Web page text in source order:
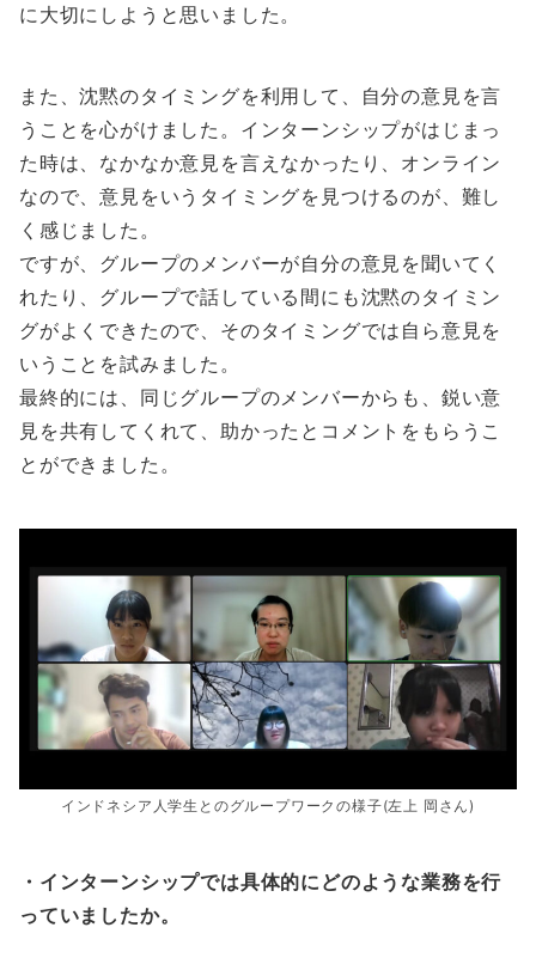
に大切にしようと思いました。
また、沈黙のタイミングを利用して、自分の意見を言
うことを心がけました。インターンシップがはじまっ
た時は、なかなか意見を言えなかったり、オンライン
なので、意見をいうタイミングを見つけるのが、難し
く感じました。
ですが、グループのメンバーが自分の意見を聞いてく
れたり、グループで話している間にも沈黙のタイミン
グがよくできたので、そのタイミングでは自ら意見を
いうことを試みました。
最終的には、同じグループのメンバーからも、鋭い意
見を共有してくれて、助かったとコメントをもらうこ
とができました。
インドネシア人学生とのグループワークの様子(左上 岡さん)
・インターンシップでは具体的にどのような業務を行
っていましたか。